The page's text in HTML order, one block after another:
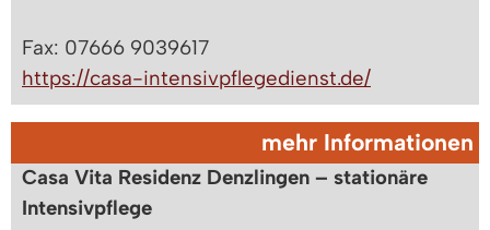
Fax: 07666 9039617
https://casa-intensivpflegedienst.de/
mehr Informationen
Casa Vita Residenz Denzlingen – stationäre
Intensivpflege